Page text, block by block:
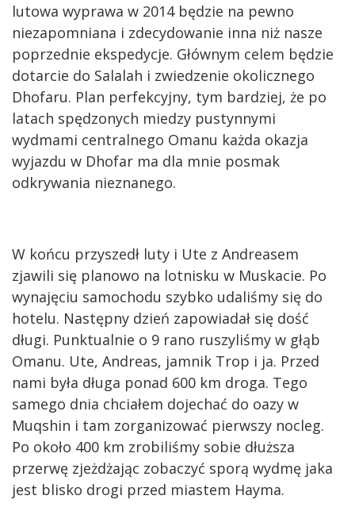
lutowa wyprawa w 2014 będzie na pewno
niezapomniana i zdecydowanie inna niż nasze
poprzednie ekspedycje. Głównym celem będzie
dotarcie do Salalah i zwiedzenie okolicznego
Dhofaru. Plan perfekcyjny, tym bardziej, że po
latach spędzonych miedzy pustynnymi
wydmami centralnego Omanu każda okazja
wyjazdu w Dhofar ma dla mnie posmak
odkrywania nieznanego.
W końcu przyszedł luty i Ute z Andreasem
zjawili się planowo na lotnisku w Muskacie. Po
wynajęciu samochodu szybko udaliśmy się do
hotelu. Następny dzień zapowiadał się dość
długi. Punktualnie o 9 rano ruszyliśmy w głąb
Omanu. Ute, Andreas, jamnik Trop i ja. Przed
nami była długa ponad 600 km droga. Tego
samego dnia chciałem dojechać do oazy w
Muqshin i tam zorganizować pierwszy nocleg.
Po około 400 km zrobiliśmy sobie dłuższa
przerwę zjeżdżając zobaczyć sporą wydmę jaka
jest blisko drogi przed miastem Hayma.